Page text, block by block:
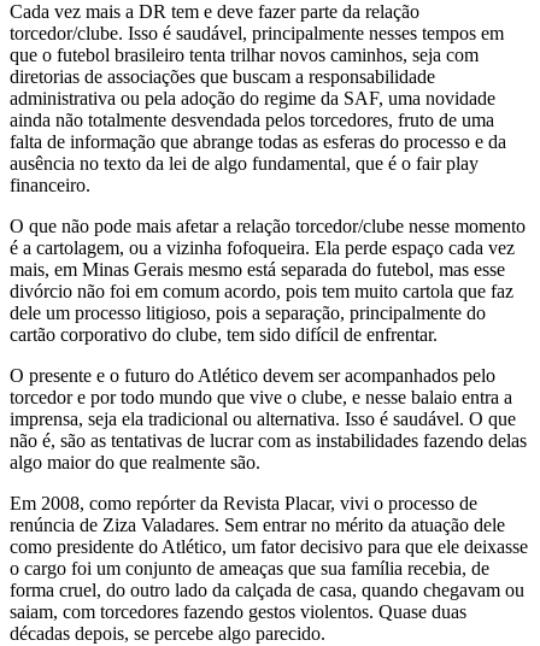
Cada vez mais a DR tem e deve fazer parte da relação
torcedor/clube. Isso é saudável, principalmente nesses tempos em
que o futebol brasileiro tenta trilhar novos caminhos, seja com
diretorias de associações que buscam a responsabilidade
administrativa ou pela adoção do regime da SAF, uma novidade
ainda não totalmente desvendada pelos torcedores, fruto de uma
falta de informação que abrange todas as esferas do processo e da
ausência no texto da lei de algo fundamental, que é o fair play
financeiro.
O que não pode mais afetar a relação torcedor/clube nesse momento
é a cartolagem, ou a vizinha fofoqueira. Ela perde espaço cada vez
mais, em Minas Gerais mesmo está separada do futebol, mas esse
divórcio não foi em comum acordo, pois tem muito cartola que faz
dele um processo litigioso, pois a separação, principalmente do
cartão corporativo do clube, tem sido difícil de enfrentar.
O presente e o futuro do Atlético devem ser acompanhados pelo
torcedor e por todo mundo que vive o clube, e nesse balaio entra a
imprensa, seja ela tradicional ou alternativa. Isso é saudável. O que
não é, são as tentativas de lucrar com as instabilidades fazendo delas
algo maior do que realmente são.
Em 2008, como repórter da Revista Placar, vivi o processo de
renúncia de Ziza Valadares. Sem entrar no mérito da atuação dele
como presidente do Atlético, um fator decisivo para que ele deixasse
o cargo foi um conjunto de ameaças que sua família recebia, de
forma cruel, do outro lado da calçada de casa, quando chegavam ou
saiam, com torcedores fazendo gestos violentos. Quase duas
décadas depois, se percebe algo parecido.